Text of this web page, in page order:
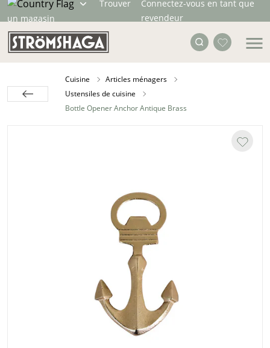
Trouver
un magasin
Connectez-vous en tant que
revendeur
Cuisine
Articles ménagers
Ustensiles de cuisine
Bottle Opener Anchor Antique Brass